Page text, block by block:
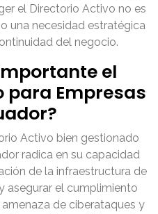
el Directorio Activo no es
una necesidad estratégica
del negocio.
el
para Empresas
Activo bien gestionado
radica en su capacidad
de la infraestructura de
asegurar el cumplimiento
de ciberataques y